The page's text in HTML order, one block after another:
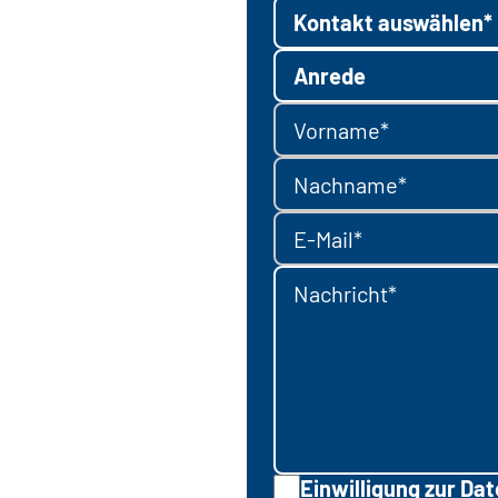
Kontakt auswählen*
Anrede
Vorname*
Nachname*
E-Mail*
Nachricht*
Einwilligung zur